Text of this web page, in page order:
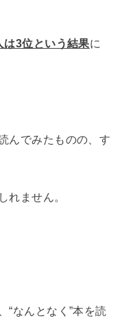
は3位という結果に
んでみたものの、す
れません。
“なんとなく”本を読